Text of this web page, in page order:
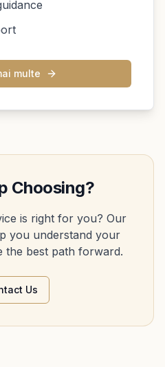
multe
Choosing?
is right for you? Our
you understand your
the best path forward.
Us